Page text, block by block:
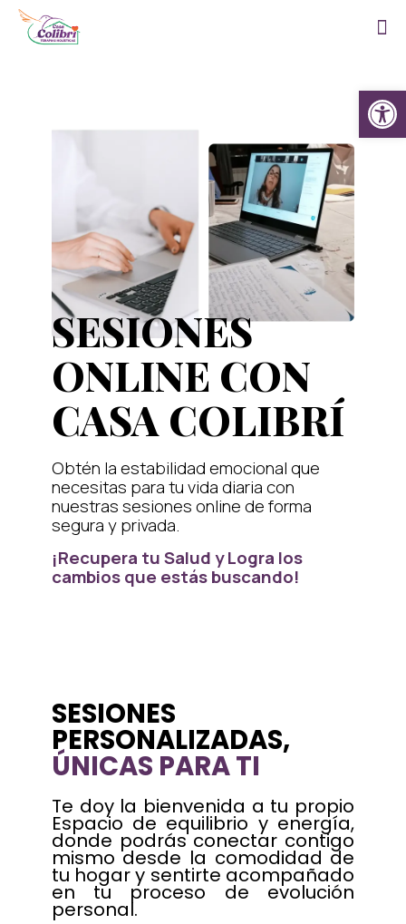
SESIONES
ONLINE CON
CASA COLIBRÍ
Obtén la estabilidad emocional que
necesitas para tu vida diaria con
nuestras sesiones online de forma
segura y privada.
¡Recupera tu Salud y Logra los
cambios que estás buscando!
SESIONES
PERSONALIZADAS,
ÚNICAS PARA TI
Te doy la bienvenida a tu propio
Espacio de equilibrio y energía,
donde podrás conectar contigo
mismo desde la comodidad de
tu hogar y sentirte acompañado
en tu proceso de evolución
personal.
Abrir